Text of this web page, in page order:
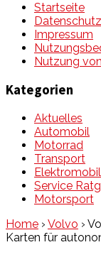
Startseite
Impressum
Nutzung
Kategorien
Aktuelles
Automobil
Motorrad
Transport
Service
Motorsport
Home › Volvo ›
Karten für